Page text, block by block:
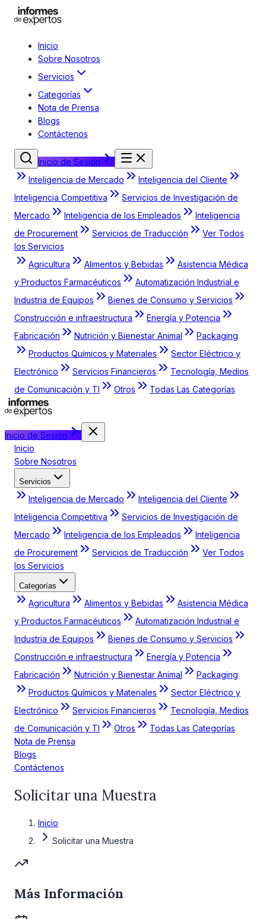
Inicio
Sobre Nosotros
Servicios
Categorías
Nota de Prensa
Blogs
Contáctenos
Inicio de Sesión
Inteligencia de Mercado
Inteligencia del Cliente
Inteligencia Competitiva
Servicios de Investigación de
Mercado
Inteligencia de los Empleados
Inteligencia
de Procurement
Servicios de Traducción
Ver Todos
los Servicios
Agricultura
Alimentos y Bebidas
Asistencia Médica
y Productos Farmacéuticos
Automatización Industrial e
Industria de Equipos
Bienes de Consumo y Servicios
Construcción e infraestructura
Energía y Potencia
Fabricación
Nutrición y Bienestar Animal
Packaging
Productos Químicos y Materiales
Sector Eléctrico y
Electrónico
Servicios Financieros
Tecnología, Medios
de Comunicación y TI
Otros Todas Las Categorías
Inicio de Sesión
Inicio
Sobre Nosotros
Servicios
Inteligencia de Mercado
Inteligencia del Cliente
Inteligencia Competitiva
Servicios de Investigación de
Mercado
Inteligencia de los Empleados
Inteligencia
de Procurement
Servicios de Traducción
Ver Todos
los Servicios
Categorías
Agricultura Alimentos y Bebidas
Asistencia Médica
y Productos Farmacéuticos
Automatización Industrial e
Industria de Equipos
Bienes de Consumo y Servicios
Construcción e infraestructura
Energía y Potencia
Fabricación
Nutrición y Bienestar Animal
Packaging
Productos Químicos y Materiales
Sector Eléctrico y
Electrónico
Servicios Financieros
Tecnología, Medios
de Comunicación y TI
Otros
Todas Las Categorías
Nota de Prensa
Blogs
Contáctenos
Solicitar una Muestra
Inicio
Solicitar una Muestra
Más Información